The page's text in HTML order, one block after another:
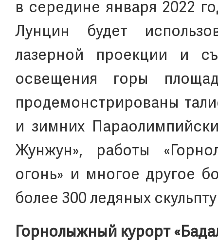
в середине января 2022
Лунцин будет
лазерной проекции и
освещения горы
продемонстрированы
и зимних
Жунжун», работы
огонь» и многое другое
более 300 ледяных
Горнолыжный курорт